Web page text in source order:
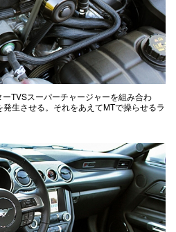
TVSスーパーチャージャーを組み合わ
生させる。それをあえてMTで操らせるラ